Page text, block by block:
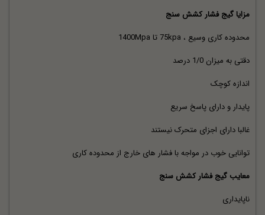
مزایا گیج فشار کشش سنج
محدوده کاری وسیع ، 75kpa تا 1400Mpa
دقتی به میزان 1/0 درصد
اندازه کوچک
پایدار و دارای پاسخ سریع
غالبا دارای اجزای متحرک نیستند
توانایی خوب در مواجه با فشار های خارج از محدوده کاری
معایب گیج فشار کشش سنج
ناپایداری